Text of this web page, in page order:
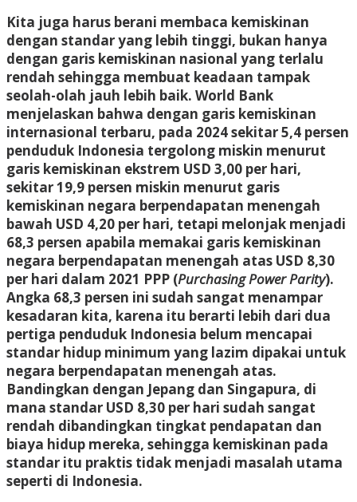
Kita juga harus berani membaca kemiskinan
dengan standar yang lebih tinggi, bukan hanya
dengan garis kemiskinan nasional yang terlalu
rendah sehingga membuat keadaan tampak
seolah-olah jauh lebih baik. World Bank
menjelaskan bahwa dengan garis kemiskinan
internasional terbaru, pada 2024 sekitar 5,4 persen
penduduk Indonesia tergolong miskin menurut
garis kemiskinan ekstrem USD 3,00 per hari,
sekitar 19,9 persen miskin menurut garis
kemiskinan negara berpendapatan menengah
bawah USD 4,20 per hari, tetapi melonjak menjadi
68,3 persen apabila memakai garis kemiskinan
negara berpendapatan menengah atas USD 8,30
per hari dalam 2021 PPP (Purchasing Power Parity).
Angka 68,3 persen ini sudah sangat menampar
kesadaran kita, karena itu berarti lebih dari dua
pertiga penduduk Indonesia belum mencapai
standar hidup minimum yang lazim dipakai untuk
negara berpendapatan menengah atas.
Bandingkan dengan Jepang dan Singapura, di
mana standar USD 8,30 per hari sudah sangat
rendah dibandingkan tingkat pendapatan dan
biaya hidup mereka, sehingga kemiskinan pada
standar itu praktis tidak menjadi masalah utama
seperti di Indonesia.